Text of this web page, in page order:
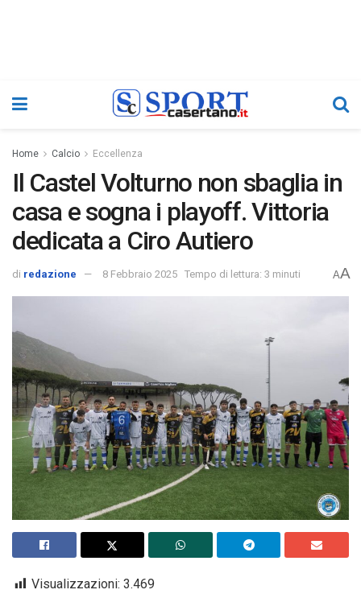
Home Calcio Eccellenza
Il Castel Volturno non sbaglia in
casa e sogna i playoff. Vittoria
dedicata a Ciro Autiero
di redazione 8 Febbraio 2025 Tempo di lettura: 3 minuti AA
Visualizzazioni: 3.469